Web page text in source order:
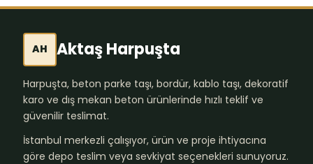
AH Aktaş Harpuşta
Harpuşta, beton parke taşı, bordür, kablo taşı, dekoratif
karo ve dış mekan beton ürünlerinde hızlı teklif ve
güvenilir teslimat.
İstanbul merkezli çalışıyor, ürün ve proje ihtiyacına
göre depo teslim veya sevkiyat seçenekleri sunuyoruz.